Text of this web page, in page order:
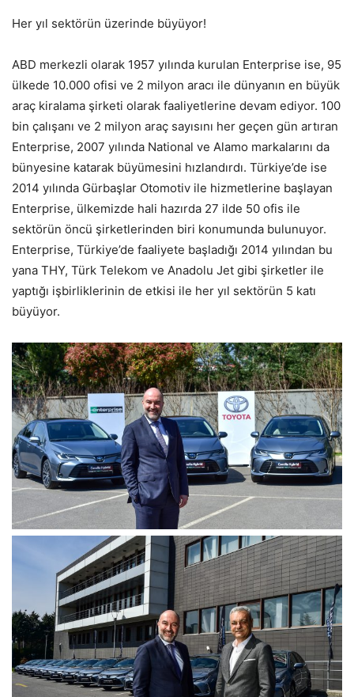
Her yıl sektörün üzerinde büyüyor!
ABD merkezli olarak 1957 yılında kurulan Enterprise ise, 95
ülkede 10.000 ofisi ve 2 milyon aracı ile dünyanın en büyük
araç kiralama şirketi olarak faaliyetlerine devam ediyor. 100
bin çalışanı ve 2 milyon araç sayısını her geçen gün artıran
Enterprise, 2007 yılında National ve Alamo markalarını da
bünyesine katarak büyümesini hızlandırdı. Türkiye’de ise
2014 yılında Gürbaşlar Otomotiv ile hizmetlerine başlayan
Enterprise, ülkemizde hali hazırda 27 ilde 50 ofis ile
sektörün öncü şirketlerinden biri konumunda bulunuyor.
Enterprise, Türkiye’de faaliyete başladığı 2014 yılından bu
yana THY, Türk Telekom ve Anadolu Jet gibi şirketler ile
yaptığı işbirliklerinin de etkisi ile her yıl sektörün 5 katı
büyüyor.